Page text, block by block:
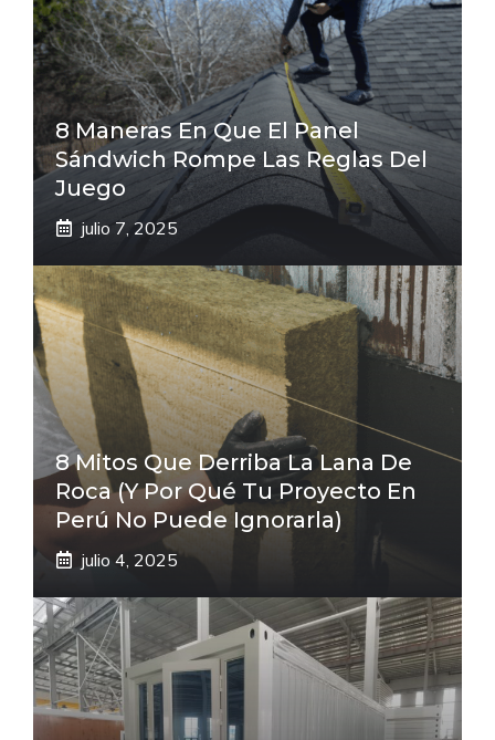
8 Maneras En Que El Panel
Sándwich Rompe Las Reglas Del
Juego
julio 7, 2025
8 Mitos Que Derriba La Lana De
Roca (Y Por Qué Tu Proyecto En
Perú No Puede Ignorarla)
julio 4, 2025